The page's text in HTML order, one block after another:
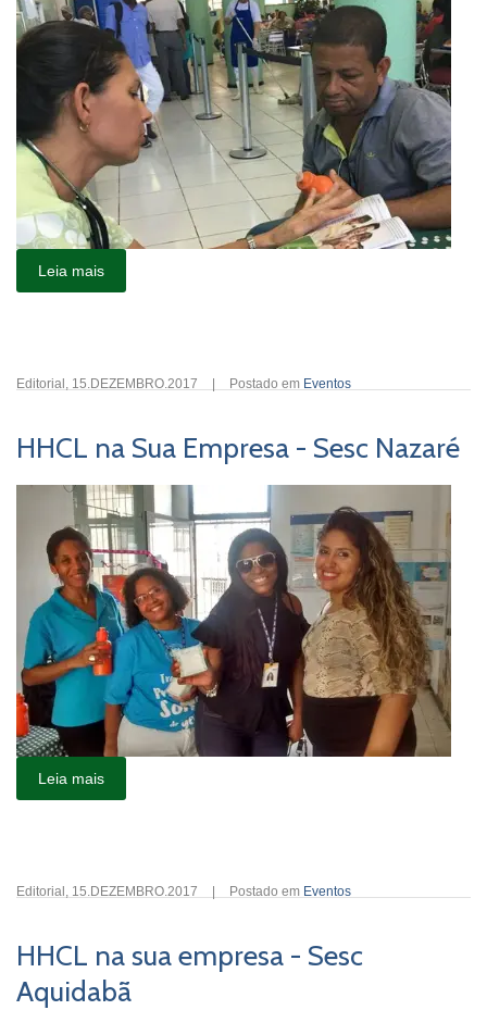
Leia mais
Editorial , 15.DEZEMBRO.2017 Postado em Eventos
HHCL na Sua Empresa - Sesc Nazaré
Leia mais
Editorial , 15.DEZEMBRO.2017 Postado em Eventos
HHCL na sua empresa - Sesc
Aquidabã